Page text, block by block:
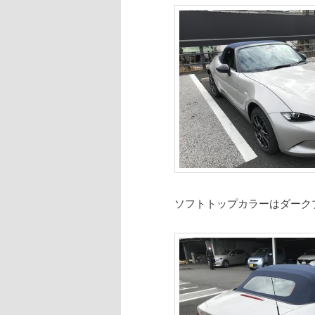
ソフトトップカラーはダー